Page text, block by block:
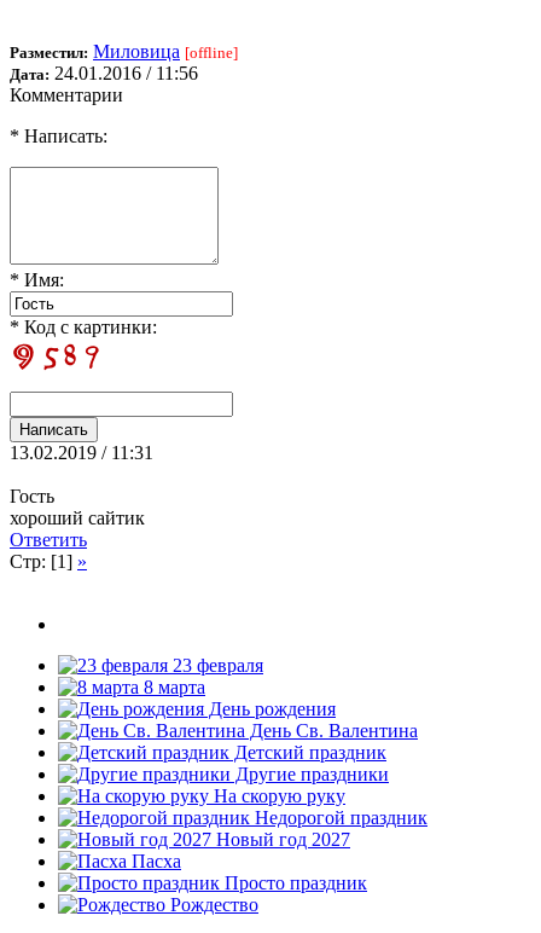
Разместил: Миловица [offline]
Дата: 24.01.2016 / 11:56
Комментарии
* Написать:
* Имя:
* Код с картинки:
13.02.2019 / 11:31
Гость
хороший сайтик
Ответить
Стр: [1] »
23 февраля
8 марта
День рождения
День Св. Валентина
Детский праздник
Другие праздники
На скорую руку
Недорогой праздник
Новый год 2027
Пасха
Просто праздник
Рождество